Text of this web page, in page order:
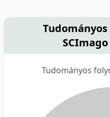
Tudományos